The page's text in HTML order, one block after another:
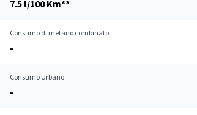
7.5 l/100 Km**
Consumo di metano combinato
-
Consumo Urbano
-